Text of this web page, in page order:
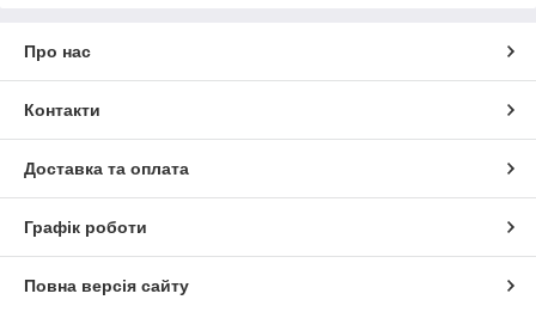
Про нас
Контакти
Доставка та оплата
Графік роботи
Повна версія сайту